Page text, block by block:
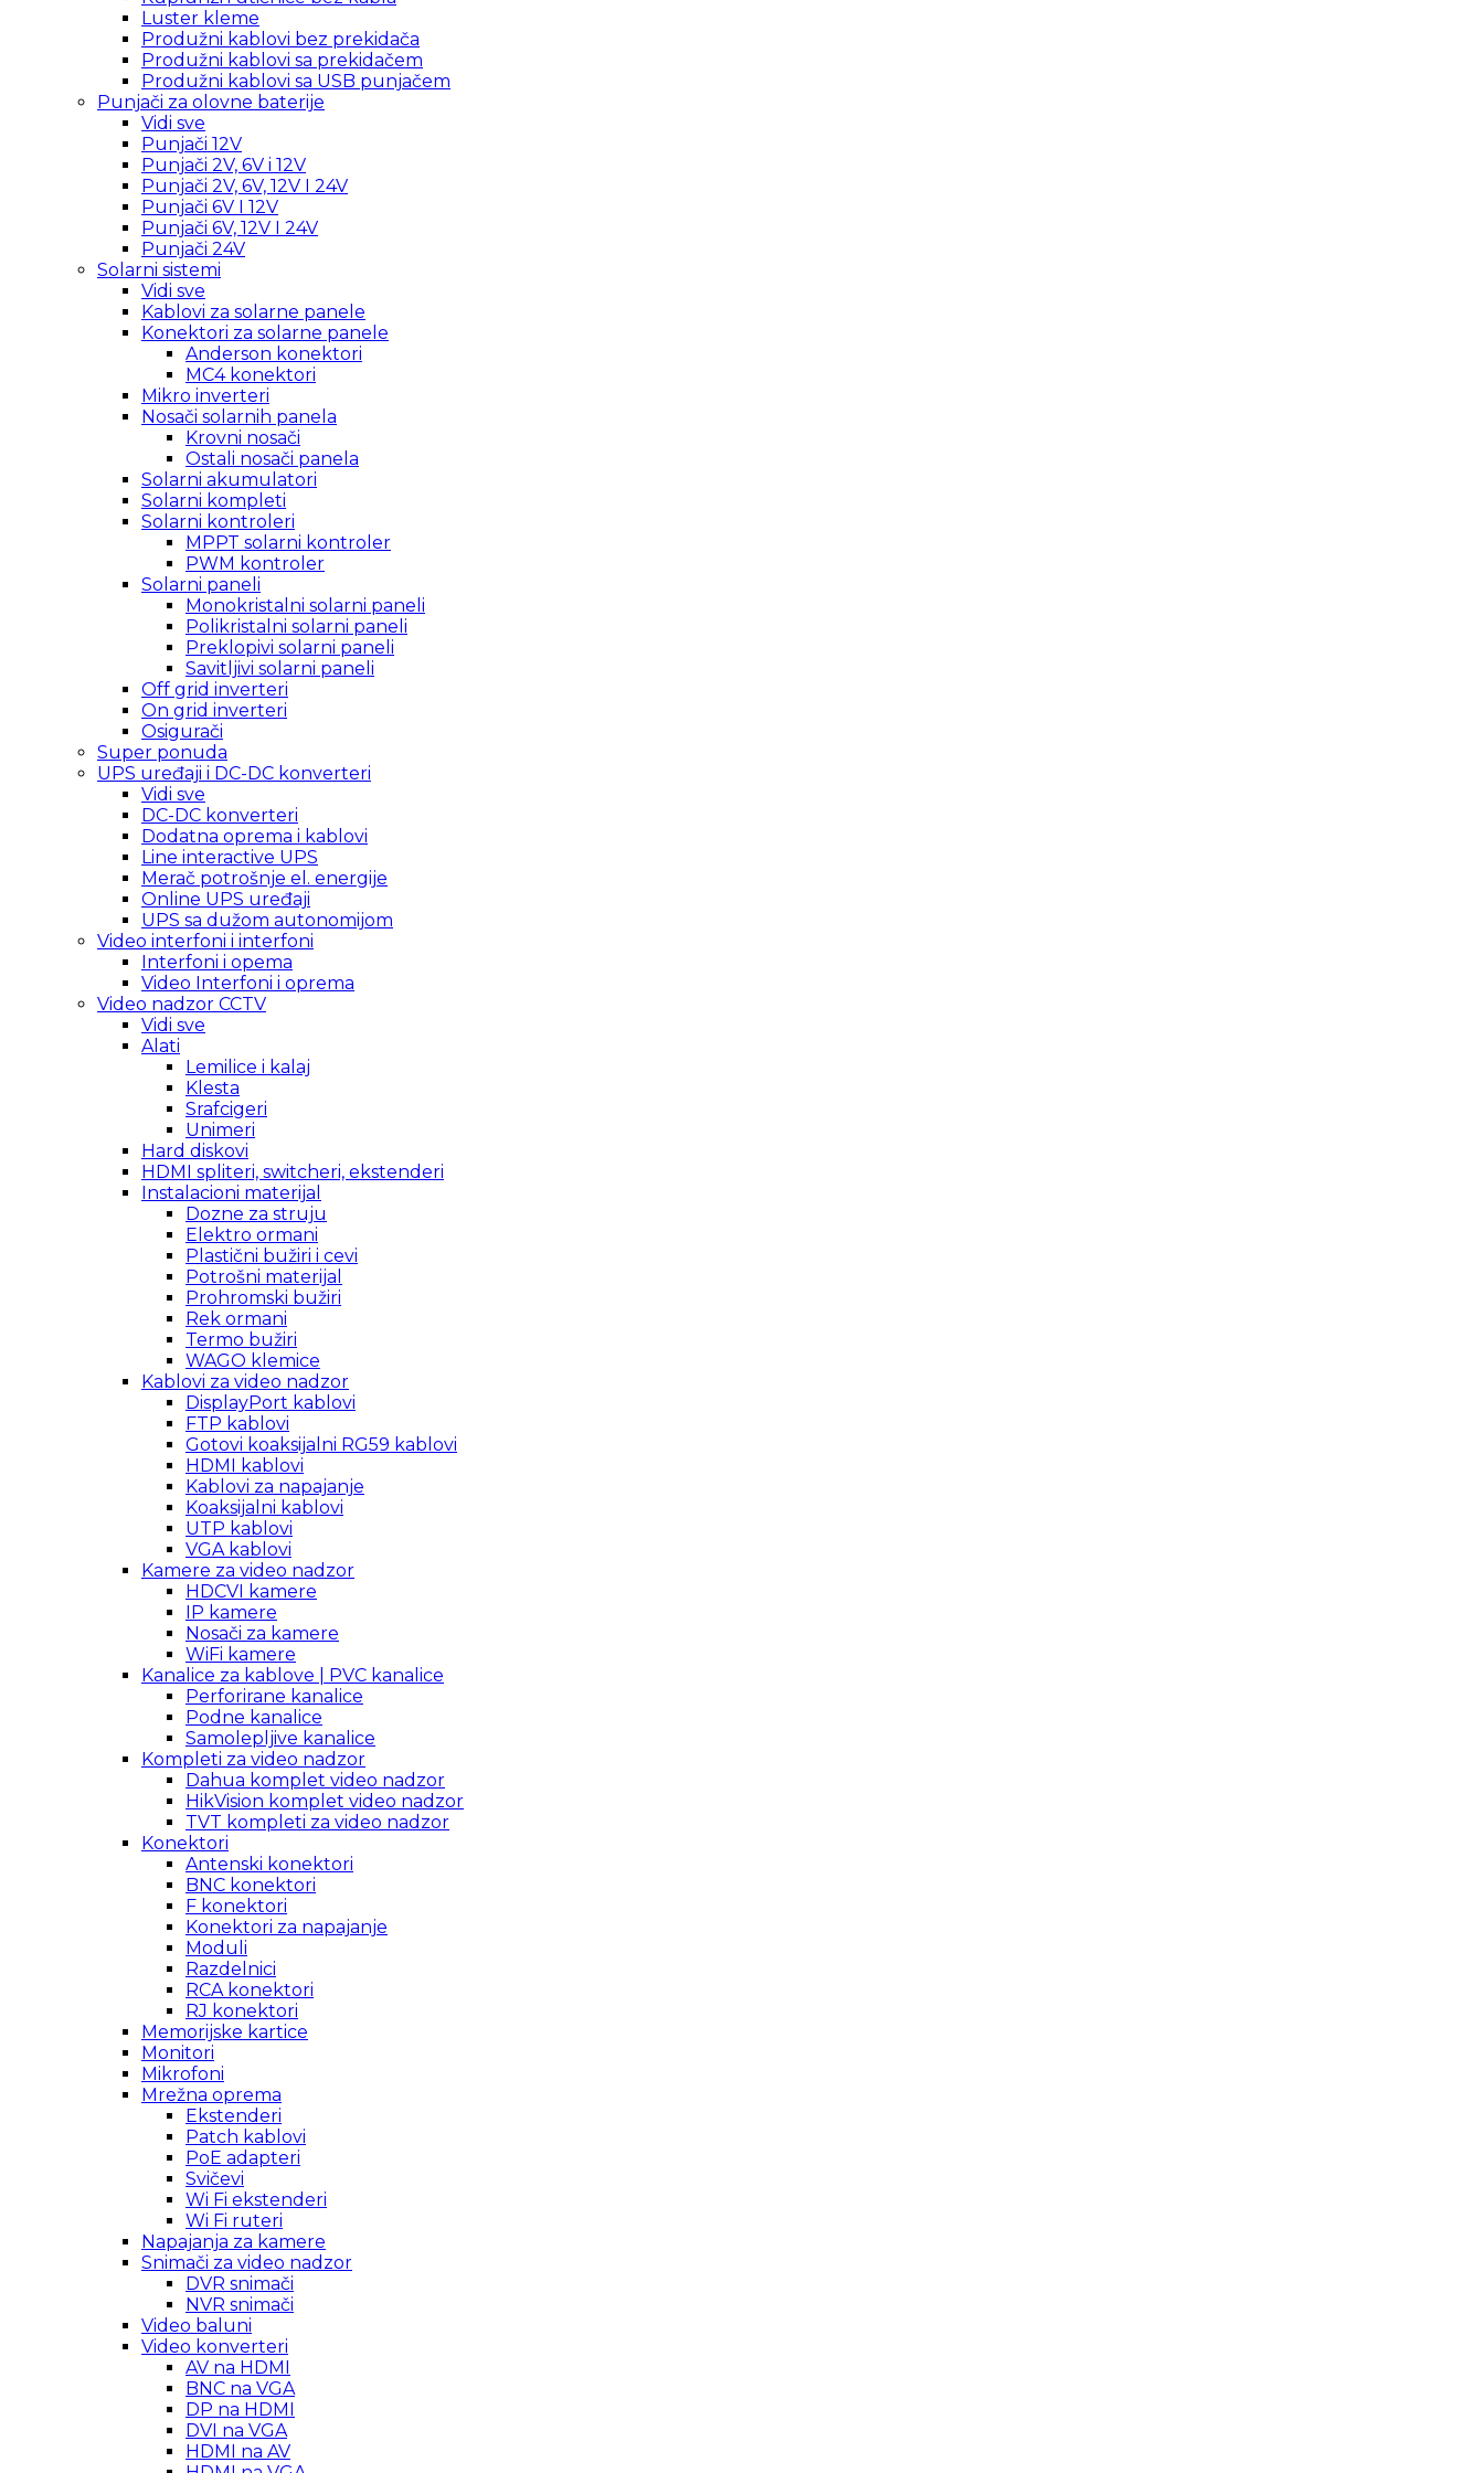
Luster kleme
Produžni kablovi bez prekidača
Produžni kablovi sa prekidačem
Produžni kablovi sa USB punjačem
Punjači za olovne baterije
Vidi sve
Punjači 12V
Punjači 2V, 6V i 12V
Punjači 2V, 6V, 12V I 24V
Punjači 6V I 12V
Punjači 6V, 12V I 24V
Punjači 24V
Solarni sistemi
Vidi sve
Kablovi za solarne panele
Konektori za solarne panele
Anderson konektori
MC4 konektori
Mikro inverteri
Nosači solarnih panela
Krovni nosači
Ostali nosači panela
Solarni akumulatori
Solarni kompleti
Solarni kontroleri
MPPT solarni kontroler
PWM kontroler
Solarni paneli
Monokristalni solarni paneli
Polikristalni solarni paneli
Preklopivi solarni paneli
Savitljivi solarni paneli
Off grid inverteri
On grid inverteri
Osigurači
Super ponuda
UPS uređaji i DC-DC konverteri
Vidi sve
DC-DC konverteri
Dodatna oprema i kablovi
Line interactive UPS
Merač potrošnje el. energije
Online UPS uređaji
UPS sa dužom autonomijom
Video interfoni i interfoni
Interfoni i opema
Video Interfoni i oprema
Video nadzor CCTV
Vidi sve
Alati
Lemilice i kalaj
Klesta
Srafcigeri
Unimeri
Hard diskovi
HDMI spliteri, switcheri, ekstenderi
Instalacioni materijal
Dozne za struju
Elektro ormani
Plastični bužiri i cevi
Potrošni materijal
Prohromski bužiri
Rek ormani
Termo bužiri
WAGO klemice
Kablovi za video nadzor
DisplayPort kablovi
FTP kablovi
Gotovi koaksijalni RG59 kablovi
HDMI kablovi
Kablovi za napajanje
Koaksijalni kablovi
UTP kablovi
VGA kablovi
Kamere za video nadzor
HDCVI kamere
IP kamere
Nosači za kamere
WiFi kamere
Kanalice za kablove | PVC kanalice
Perforirane kanalice
Podne kanalice
Samolepljive kanalice
Kompleti za video nadzor
Dahua komplet video nadzor
HikVision komplet video nadzor
TVT kompleti za video nadzor
Konektori
Antenski konektori
BNC konektori
F konektori
Konektori za napajanje
Moduli
Razdelnici
RCA konektori
RJ konektori
Memorijske kartice
Monitori
Mikrofoni
Mrežna oprema
Ekstenderi
Patch kablovi
PoE adapteri
Svičevi
Wi Fi ekstenderi
Wi Fi ruteri
Napajanja za kamere
Snimači za video nadzor
DVR snimači
NVR snimači
Video baluni
Video konverteri
AV na HDMI
BNC na VGA
DP na HDMI
DVI na VGA
HDMI na AV